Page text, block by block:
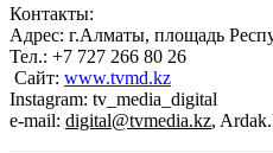
Контакты:
Адрес: г.Алматы, площадь
Тел.: +7 727 266 80 26
Сайт: www.tvmd.kz
Instagram: tv_media_digital
e-mail: digital@tvmedia.kz,